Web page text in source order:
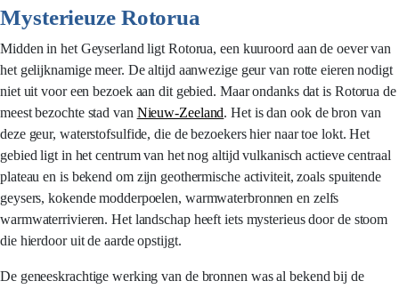
Mysterieuze Rotorua
Midden in het Geyserland ligt Rotorua, een kuuroord aan de oever van
het gelijknamige meer. De altijd aanwezige geur van rotte eieren nodigt
niet uit voor een bezoek aan dit gebied. Maar ondanks dat is Rotorua de
meest bezochte stad van Nieuw-Zeeland. Het is dan ook de bron van
deze geur, waterstofsulfide, die de bezoekers hier naar toe lokt. Het
gebied ligt in het centrum van het nog altijd vulkanisch actieve centraal
plateau en is bekend om zijn geothermische activiteit, zoals spuitende
geysers, kokende modderpoelen, warmwaterbronnen en zelfs
warmwaterrivieren. Het landschap heeft iets mysterieus door de stoom
die hierdoor uit de aarde opstijgt.
De geneeskrachtige werking van de bronnen was al bekend bij de